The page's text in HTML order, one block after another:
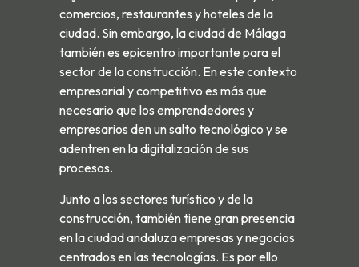
comercios, restaurantes y hoteles de la
ciudad. Sin embargo, la ciudad de Málaga
también es epicentro importante para el
sector de la construcción. En este contexto
empresarial y competitivo es más que
necesario que los emprendedores y
empresarios den un salto tecnológico y se
adentren en la digitalización de sus
procesos.
Junto a los sectores turístico y de la
construcción, también tiene gran presencia
en la ciudad andaluza empresas y negocios
centrados en las tecnologías. Es por ello